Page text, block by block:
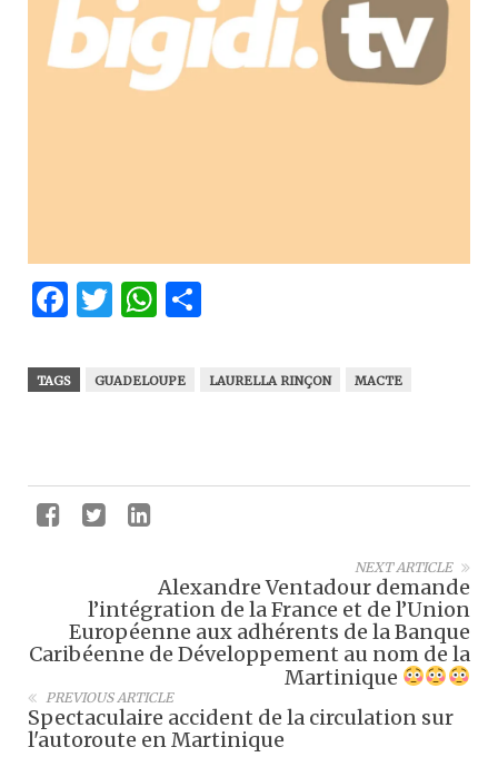
Facebook
Twitter
WhatsApp
TAGS GUADELOUPE LAURELLA RINÇON MACTE
NEXT ARTICLE
Alexandre Ventadour demande
l’intégration de la France et de l’Union
Européenne aux adhérents de la Banque
Caribéenne de Développement au nom de la
Martinique
PREVIOUS ARTICLE
Spectaculaire accident de la circulation sur
l'autoroute en Martinique